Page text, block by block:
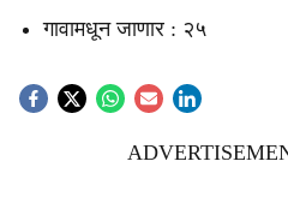
गावामधून जाणार : २५